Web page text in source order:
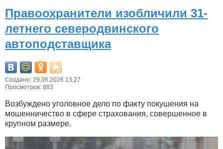
Правоохранители изобличили 31-
летнего северодвинского
автоподставщика
Создано: 29.06.2026 13:27
Просмотров: 883
Возбуждено уголовное дело по факту покушения на
мошенничество в сфере страхования, совершенное в
крупном размере.